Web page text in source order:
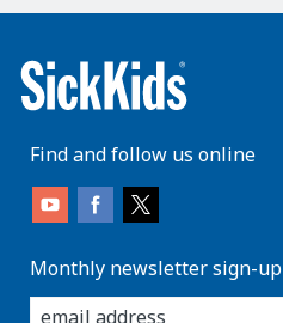
Find and follow us online
Monthly newsletter sign-up
enter